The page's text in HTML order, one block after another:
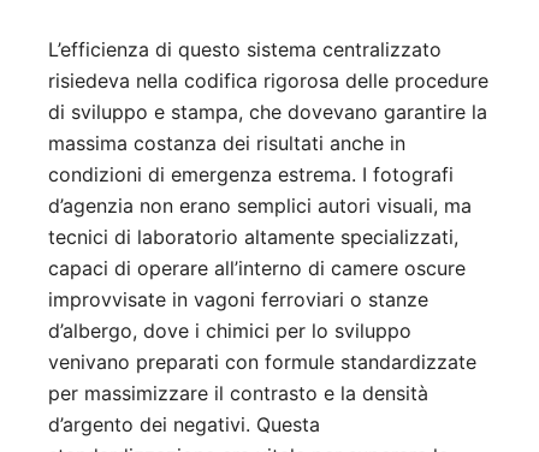
L’efficienza di questo sistema centralizzato
risiedeva nella codifica rigorosa delle procedure
di sviluppo e stampa, che dovevano garantire la
massima costanza dei risultati anche in
condizioni di emergenza estrema. I fotografi
d’agenzia non erano semplici autori visuali, ma
tecnici di laboratorio altamente specializzati,
capaci di operare all’interno di camere oscure
improvvisate in vagoni ferroviari o stanze
d’albergo, dove i chimici per lo sviluppo
venivano preparati con formule standardizzate
per massimizzare il contrasto e la densità
d’argento dei negativi. Questa